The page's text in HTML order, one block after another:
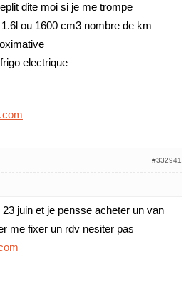
dite moi si je me trompe
ou 1600 cm3 nombre de km
electrique
#332941
juin et je pensse acheter un van
me fixer un rdv nesiter pas